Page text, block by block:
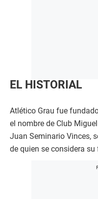
EL HISTORIAL
Atlético Grau fue
el nombre de Club
Juan Seminario Vinces,
de quien se considera su